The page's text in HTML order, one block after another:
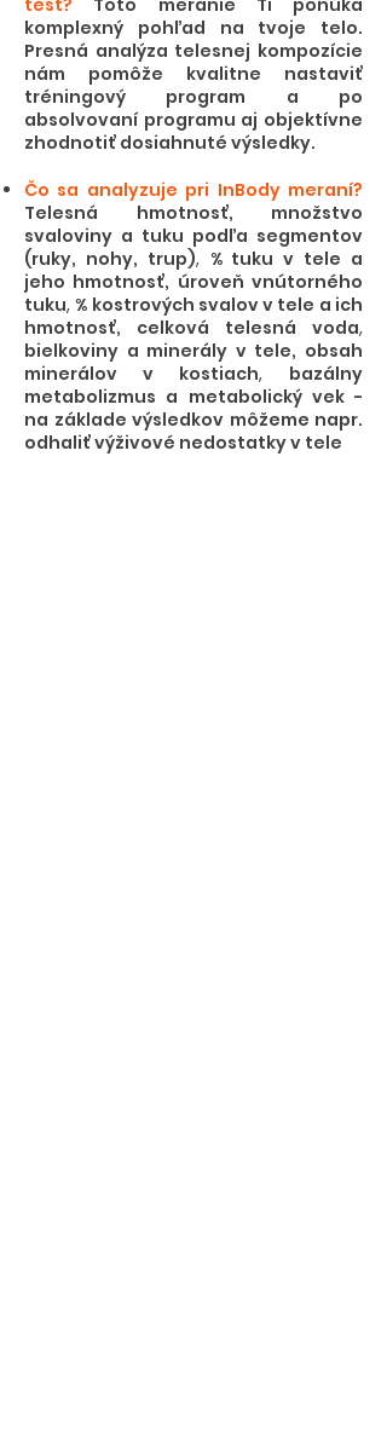
test?
Toto meranie Ti ponúka
komplexný pohľad na tvoje telo.
Presná analýza telesnej kompozície
nám pomôže kvalitne nastaviť
tréningový program a po
absolvovaní programu aj objektívne
zhodnotiť dosiahnuté výsledky.
Čo sa analyzuje pri InBody meraní?
Telesná hmotnosť, množstvo
svaloviny a tuku podľa segmentov
(ruky, nohy, trup), % tuku v tele a
jeho hmotnosť, úroveň vnútorného
tuku, % kostrových svalov v tele a ich
hmotnosť, celková telesná voda,
bielkoviny a minerály v tele, obsah
minerálov v kostiach, bazálny
metabolizmus a metabolický vek -
na základe výsledkov môžeme napr.
odhaliť výživové nedostatky v tele